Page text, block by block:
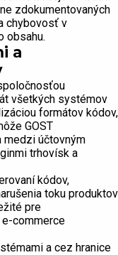
zdokumentovaných
chybovosť v
obsahu.
a
všetkých systémov
formátov kódov,
GOST
medzi účtovným
trhovísk a
kódov,
toku produktov
pre
commerce
a cez hranice